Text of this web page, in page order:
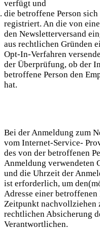
verfügt und
die betroffene Person
registriert. An die von
den Newsletterversand
aus rechtlichen Gründen
Opt-In-Verfahren
der Überprüfung, ob der
betroffene Person den
hat.
Bei der Anmeldung zum
vom Internet-Service-
des von der betroffenen
Anmeldung verwendeten
und die Uhrzeit der
ist erforderlich, um
Adresse einer betroffenen
Zeitpunkt nachvollziehen
rechtlichen Absicherung
Verantwortlichen.